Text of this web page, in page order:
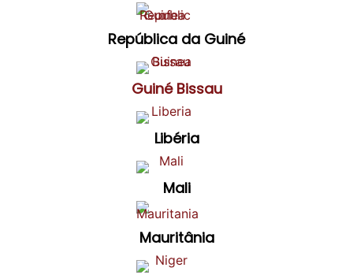
República da Guiné
Guiné Bissau
Libéria
Mali
Mauritânia